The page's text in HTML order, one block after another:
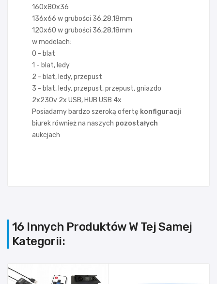
160x80x36
136x66 w grubości 36,28,18mm
120x60 w grubości 36,28,18mm
w modelach:
0 - blat
1 - blat, ledy
2 - blat, ledy, przepust
3 - blat, ledy, przepust, przepust, gniazdo
2x230v 2x USB, HUB USB 4x
Posiadamy bardzo szeroką ofertę konfiguracji
biurek również na naszych pozostałych
aukcjach
16 Innych Produktów W Tej Samej
Kategorii: